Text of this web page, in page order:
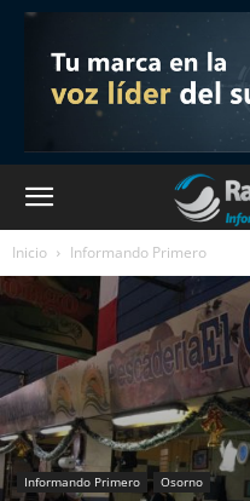
Inicio Informando Primero
Informando Primero Osorno